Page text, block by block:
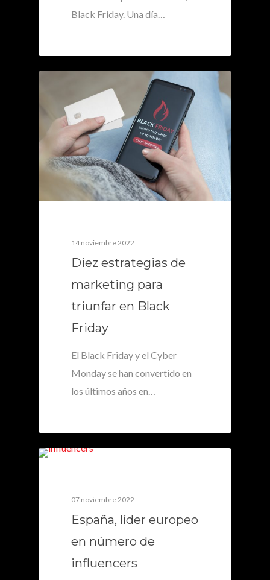
Black Friday. Una día…
14 noviembre 2022
Diez estrategias de
marketing para
triunfar en Black
Friday
El Black Friday y el Cyber
Monday se han convertido en
los últimos años en…
07 noviembre 2022
España, líder europeo
en número de
influencers